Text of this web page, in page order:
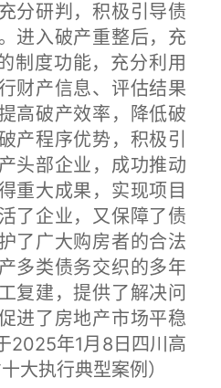
分研判，积极引导债
进入破产重整后，充
制度功能，充分利用
财产信息、评估结果
高破产效率，降低破
产程序优势，积极引
头部企业，成功推动
重大成果，实现项目
了企业，又保障了债
了广大购房者的合法
多类债务交织的多年
复建，提供了解决问
进了房地产市场平稳
2025年1月8日四川高
大执行典型案例）